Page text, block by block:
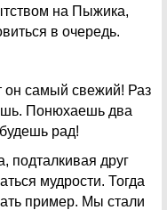
на Пыжика,
в очередь.
он самый свежий! Раз
Понюхаешь два
рад!
подталкивая друг
мудрости. Тогда
пример. Мы стали